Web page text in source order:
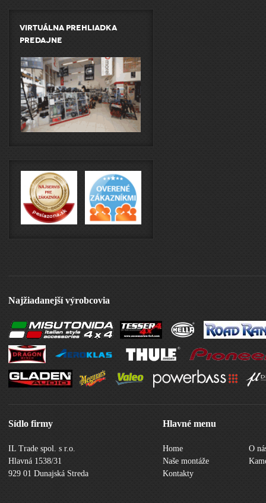
Virtuálna prehliadka
predajne
Najžiadanejší výrobcovia
Sídlo firmy
IL Trade spol. s r.o.
Hlavná 1538/31
929 01 Dunajská Streda
Hlavné menu
Home
O
Naše montáže
Kontakty